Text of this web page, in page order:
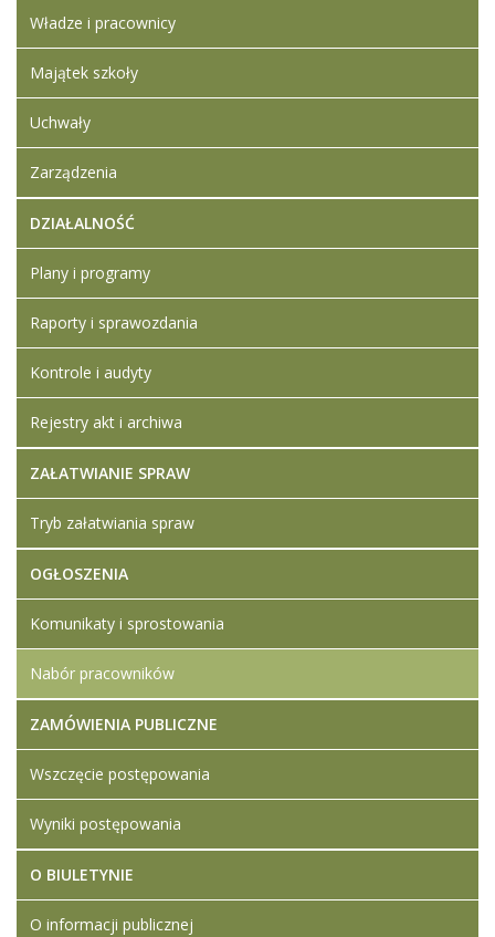
Władze i pracownicy
Majątek szkoły
Uchwały
Zarządzenia
DZIAŁALNOŚĆ
Plany i programy
Raporty i sprawozdania
Kontrole i audyty
Rejestry akt i archiwa
ZAŁATWIANIE SPRAW
Tryb załatwiania spraw
OGŁOSZENIA
Komunikaty i sprostowania
Nabór pracowników
ZAMÓWIENIA PUBLICZNE
Wszczęcie postępowania
Wyniki postępowania
O BIULETYNIE
O informacji publicznej